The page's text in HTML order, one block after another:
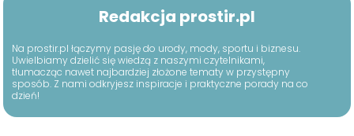
Redakcja prostir.pl
Na prostir.pl łączymy pasję do urody, mody, sportu i biznesu.
Uwielbiamy dzielić się wiedzą z naszymi czytelnikami,
tłumacząc nawet najbardziej złożone tematy w przystępny
sposób. Z nami odkryjesz inspiracje i praktyczne porady na co
dzień!